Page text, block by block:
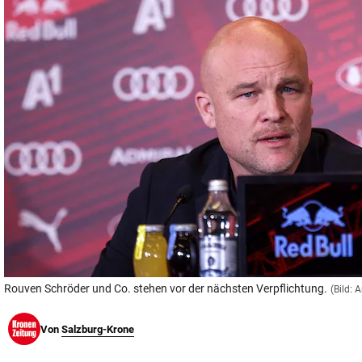
© Krone Multimedia GmbH & Co KG 2026
Muthgasse 2, 1190 Wien
Rouven Schröder und Co. stehen vor der nächsten Verpflichtung. (Bild:
Von Salzburg-Krone